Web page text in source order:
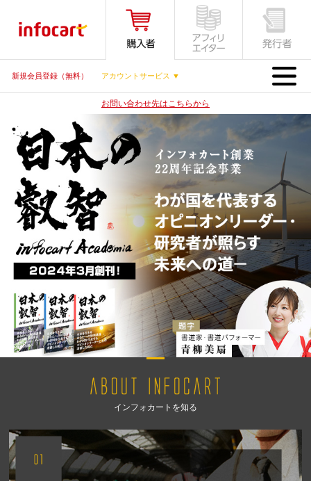
新規会員登録（無料） アカウントサービス ▼ MENU
お問い合わせ先はこちらから
インフォカートを知る